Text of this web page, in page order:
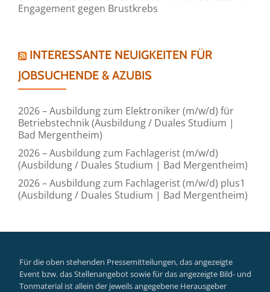
Engagement gegen Brustkrebs
INTERESSANTE NEUIGKEITEN FÜR
JOBSUCHENDE & AZUBIS
2026 – Ausbildung zum Elektroniker (m/w/d) für
Betriebstechnik (Ausbildung / Duales Studium |
Bad Mergentheim)
2026 – Ausbildung zum Fachlagerist (m/w/d)
(Ausbildung / Duales Studium | Bad Mergentheim)
2026 – Ausbildung zum Fachlagerist (m/w/d) plus1
(Ausbildung / Duales Studium | Bad Mergentheim)
Für die oben stehenden Pressemitteilungen, das angezeigte
Event bzw. das Stellenangebot sowie für das angezeigte Bild- und
Tonmaterial ist allein der jeweils angegebene Herausgeber